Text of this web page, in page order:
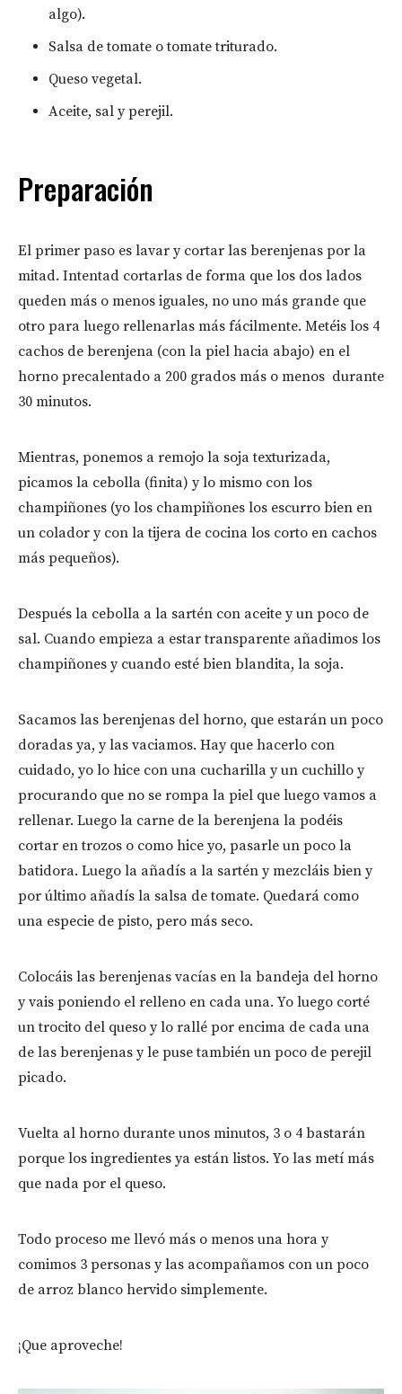
algo).
Salsa de tomate o tomate triturado.
Queso vegetal.
Aceite, sal y perejil.
Preparación
El primer paso es lavar y cortar las berenjenas por la
mitad. Intentad cortarlas de forma que los dos lados
queden más o menos iguales, no uno más grande que
otro para luego rellenarlas más fácilmente. Metéis los 4
cachos de berenjena (con la piel hacia abajo) en el
horno precalentado a 200 grados más o menos durante
30 minutos.
Mientras, ponemos a remojo la soja texturizada,
picamos la cebolla (finita) y lo mismo con los
champiñones (yo los champiñones los escurro bien en
un colador y con la tijera de cocina los corto en cachos
más pequeños).
Después la cebolla a la sartén con aceite y un poco de
sal. Cuando empieza a estar transparente añadimos los
champiñones y cuando esté bien blandita, la soja.
Sacamos las berenjenas del horno, que estarán un poco
doradas ya, y las vaciamos. Hay que hacerlo con
cuidado, yo lo hice con una cucharilla y un cuchillo y
procurando que no se rompa la piel que luego vamos a
rellenar. Luego la carne de la berenjena la podéis
cortar en trozos o como hice yo, pasarle un poco la
batidora. Luego la añadís a la sartén y mezcláis bien y
por último añadís la salsa de tomate. Quedará como
una especie de pisto, pero más seco.
Colocáis las berenjenas vacías en la bandeja del horno
y vais poniendo el relleno en cada una. Yo luego corté
un trocito del queso y lo rallé por encima de cada una
de las berenjenas y le puse también un poco de perejil
picado.
Vuelta al horno durante unos minutos, 3 o 4 bastarán
porque los ingredientes ya están listos. Yo las metí más
que nada por el queso.
Todo proceso me llevó más o menos una hora y
comimos 3 personas y las acompañamos con un poco
de arroz blanco hervido simplemente.
¡Que aproveche!